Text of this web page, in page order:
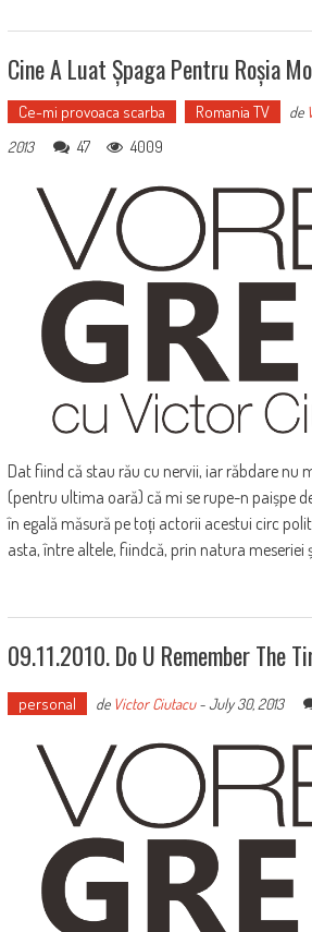
Cine A Luat Șpaga Pentru Roșia
Ce-mi provoaca scarba Romania TV de
2013
47 4009
Dat fiind că stau rău cu nervii, iar răbdare nu
(pentru ultima oară) că mi se rupe-n paișpe
în egală măsură pe toți actorii acestui circ
asta, între altele, fiindcă, prin natura meseriei
09.11.2010. Do U Remember The
personal de Victor Ciutacu-July 30, 2013